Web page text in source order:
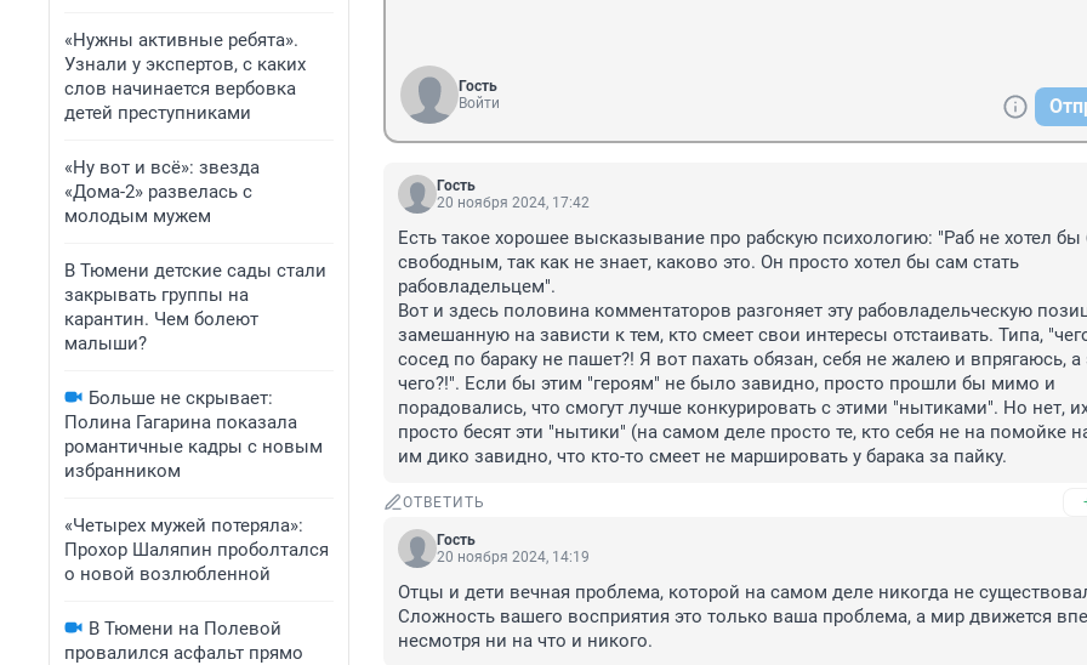
«Нужны активные ребята».
Узнали у экспертов, с каких
слов начинается вербовка
детей преступниками
«Ну вот и всё»: звезда
«Дома-2» развелась с
молодым мужем
В Тюмени детские сады стали
закрывать группы на
карантин. Чем болеют
малыши?
Больше не скрывает:
Полина Гагарина показала
романтичные кадры с новым
избранником
«Четырех мужей потеряла»:
Прохор Шаляпин проболтался
о новой возлюбленной
В Тюмени на Полевой
провалился асфальт прямо
Гость
Войти
Гость
20 ноября 2024, 17:42
Есть такое хорошее высказывание про рабскую психологию: "Раб не хотел бы
свободным, так как не знает, каково это. Он просто хотел бы сам стать
рабовладельцем".
Вот и здесь половина комментаторов разгоняет эту рабовладельческую
замешанную на зависти к тем, кто смеет свои интересы отстаивать. Типа,
сосед по бараку не пашет?! Я вот пахать обязан, себя не жалею и впрягаюсь, а
чего?!". Если бы этим "героям" не было завидно, просто прошли бы мимо и
порадовались, что смогут лучше конкурировать с этими "нытиками". Но нет,
просто бесят эти "нытики" (на самом деле просто те, кто себя не на помойке
им дико завидно, что кто-то смеет не маршировать у барака за пайку.
ОТВЕТИТЬ
Гость
20 ноября 2024, 14:19
Отцы и дети вечная проблема, которой на самом деле никогда не
Сложность вашего восприятия это только ваша проблема, а мир движется
несмотря ни на что и никого.